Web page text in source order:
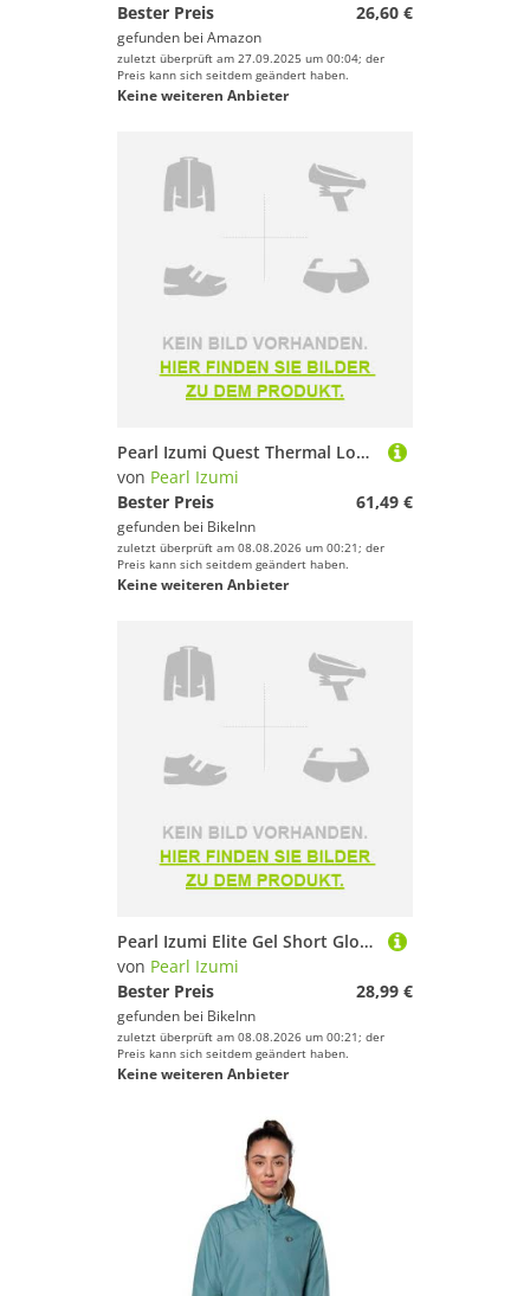
Bester Preis
26,60 €
gefunden bei Amazon
zuletzt überprüft am 27.09.2025 um 00:04; der
Preis kann sich seitdem geändert haben.
Keine weiteren Anbieter
Pearl Izumi Quest Thermal Long Sleeve Jersey Gelb 3XL Mann
von Pearl Izumi
Bester Preis
61,49 €
gefunden bei BikeInn
zuletzt überprüft am 08.08.2026 um 00:21; der
Preis kann sich seitdem geändert haben.
Keine weiteren Anbieter
Pearl Izumi Elite Gel Short Gloves Rot S Frau
von Pearl Izumi
Bester Preis
28,99 €
gefunden bei BikeInn
zuletzt überprüft am 08.08.2026 um 00:21; der
Preis kann sich seitdem geändert haben.
Keine weiteren Anbieter